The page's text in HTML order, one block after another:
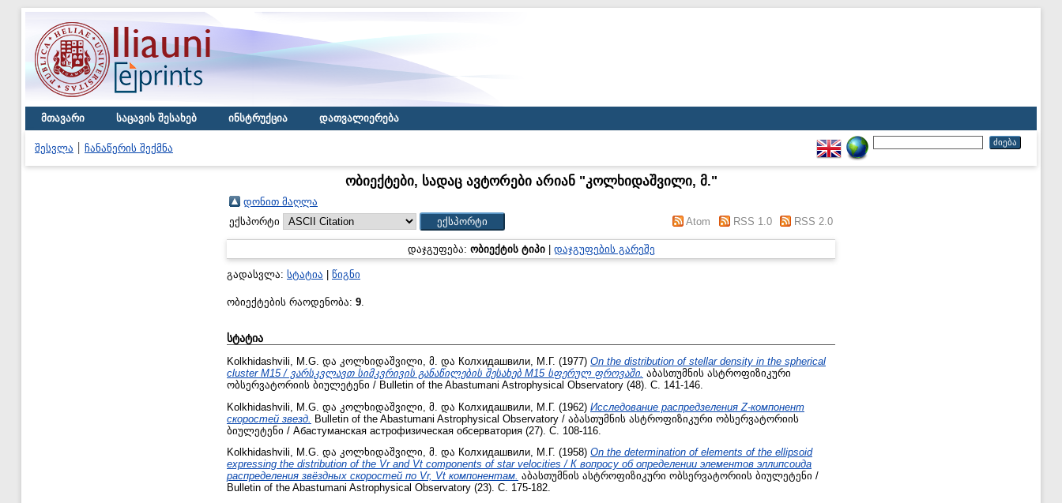
მთავარი საცავის შესახებ ინსტრუქცია დათვალიერება
შესვლა ჩანაწერის შექმნა
ობიექტები, სადაც ავტორები არიან "კოლხიდაშვილი, მ."
დონით მაღლა
ექსპორტი
Atom RSS 1.0 RSS 2.0
დაჯგუფება: ობიექტის ტიპი| დაჯგუფების გარეშე
გადასვლა: სტატია წიგნი
ობიექტების რაოდენობა: 9.
სტატია
Kolkhidashvili, M.G. და კოლხიდაშვილი, მ. და Колхидашвили, М.Г. (1977) On the distribution of stellar density in the spherical
cluster M15 / ვარსკვლავთ სიმკვრივის განაწილების შესახებ M15 სფერულ ფროვაში. აბასთუმნის ასტროფიზიკური
ობსერვატორიის ბიულეტენი / Bulletin of the Abastumani Astrophysical Observatory (48). С. 141-146.
Kolkhidashvili, M.G. და კოლხიდაშვილი, მ. და Колхидашвили, М.Г. (1962) Исследование распредзеления Z-компонент
скоростей звезд. Bulletin of the Abastumani Astrophysical Observatory / აბასთუმნის ასტროფიზიკური ობსერვატორიის
ბიულეტენი / Абастуманская астрофизическая обсерватория (27). С. 108-116.
Kolkhidashvili, M.G. და კოლხიდაშვილი, მ. და Колхидашвили, М.Г. (1958) On the determination of elements of the ellipsoid
expressing the distribution of the Vr and Vt components of star velocities / К вопросу об определении элементов эллипсоида
распределения звёздных скоростей по Vr, Vt компонентам. აბასთუმნის ასტროფიზიკური ობსერვატორიის ბიულეტენი /
Bulletin of the Abastumani Astrophysical Observatory (23). С. 175-182.